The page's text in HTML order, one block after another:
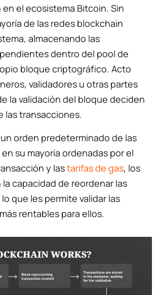
el ecosistema Bitcoin. Sin
de las redes blockchain
almacenando las
dentro del pool de
bloque criptográfico. Acto
validadores u otras partes
la validación del bloque deciden
las transacciones.
orden predeterminado de las
su mayoría ordenadas por el
y lastarifas de gas, los
capacidad de reordenar las
que les permite validar las
rentables para ellos.